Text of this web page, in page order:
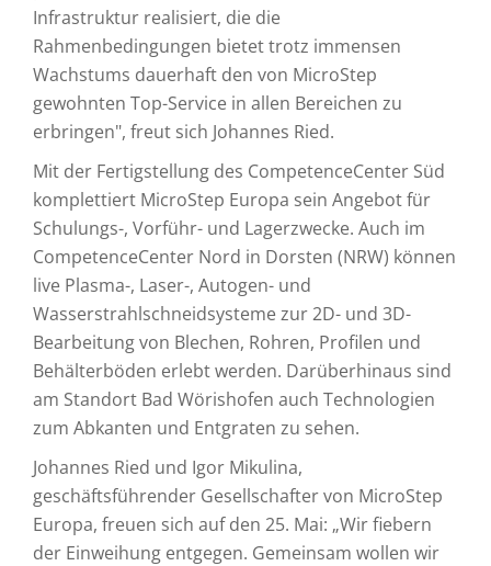
Infrastruktur realisiert, die die
Rahmenbedingungen bietet trotz immensen
Wachstums dauerhaft den von MicroStep
gewohnten Top-Service in allen Bereichen zu
erbringen", freut sich Johannes Ried.
Mit der Fertigstellung des CompetenceCenter Süd
komplettiert MicroStep Europa sein Angebot für
Schulungs-, Vorführ- und Lagerzwecke. Auch im
CompetenceCenter Nord in Dorsten (NRW) können
live Plasma-, Laser-, Autogen- und
Wasserstrahlschneidsysteme zur 2D- und 3D-
Bearbeitung von Blechen, Rohren, Profilen und
Behälterböden erlebt werden. Darüberhinaus sind
am Standort Bad Wörishofen auch Technologien
zum Abkanten und Entgraten zu sehen.
Johannes Ried und Igor Mikulina,
geschäftsführender Gesellschafter von MicroStep
Europa, freuen sich auf den 25. Mai: „Wir fiebern
der Einweihung entgegen. Gemeinsam wollen wir